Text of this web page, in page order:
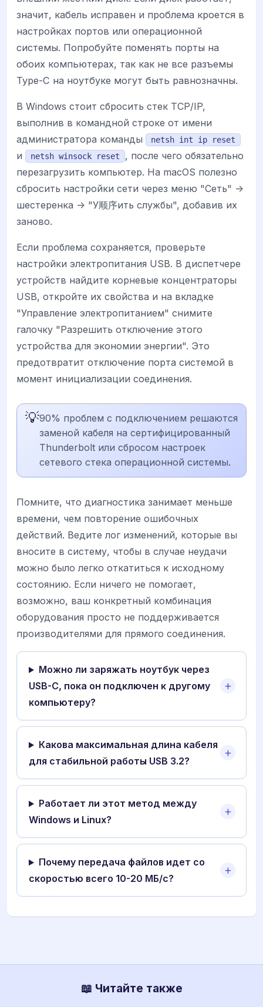
значит, кабель исправен и проблема кроется в
настройках портов или операционной
системы. Попробуйте поменять порты на
обоих компьютерах, так как не все разъемы
Type-C на ноутбуке могут быть равнозначны.
В Windows стоит сбросить стек TCP/IP,
выполнив в командной строке от имени
администратора команды
netsh int ip reset
и netsh winsock reset
, после чего обязательно
перезагрузить компьютер. На macOS полезно
сбросить настройки сети через меню "Сеть" ->
шестеренка -> "У顺序ить службы", добавив их
заново.
Если проблема сохраняется, проверьте
настройки электропитания USB. В диспетчере
устройств найдите корневые концентраторы
USB, откройте их свойства и на вкладке
"Управление электропитанием" снимите
галочку "Разрешить отключение этого
устройства для экономии энергии". Это
предотвратит отключение порта системой в
момент инициализации соединения.
💡90% проблем с подключением решаются
заменой кабеля на сертифицированный
Thunderbolt или сбросом настроек
сетевого стека операционной системы.
Помните, что диагностика занимает меньше
времени, чем повторение ошибочных
действий. Ведите лог изменений, которые вы
вносите в систему, чтобы в случае неудачи
можно было легко откатиться к исходному
состоянию. Если ничего не помогает,
возможно, ваш конкретный комбинация
оборудования просто не поддерживается
производителями для прямого соединения.
Можно ли заряжать ноутбук через
USB-C, пока он подключен к другому
компьютеру?
Какова максимальная длина кабеля
для стабильной работы USB 3.2?
Работает ли этот метод между
Windows и Linux?
Почему передача файлов идет со
скоростью всего 10-20 МБ/с?
📖 Читайте также